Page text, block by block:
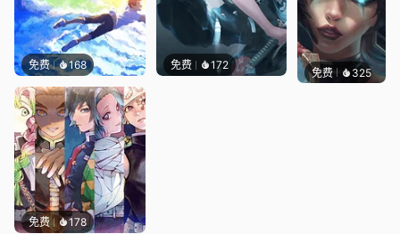
免费 168 免费 172
免费 178
免费 325
｡